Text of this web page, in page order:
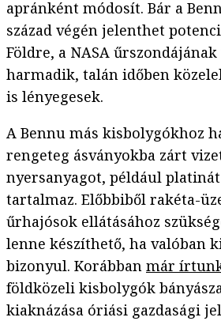
apránként módosít. Bár a
század végén jelenthet
Földre, a NASA
harmadik, talán időben
is lényegesek.
A Bennu más kisbolygókhoz
rengeteg ásványokba zárt
nyersanyagot, például
tartalmaz. Előbbiből rakéta-
űrhajósok ellátásához
lenne készíthető, ha valóban
bizonyul. Korábban már
földközeli kisbolygók
kiaknázása óriási gazdasági